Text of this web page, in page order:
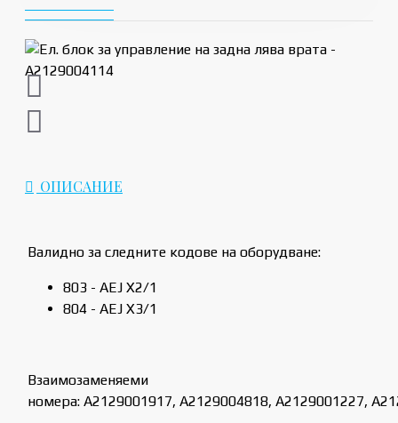
ОПИСАНИЕ
Валидно за следните кодове на оборудване:
803 - AEJ X2/1
804 - AEJ X3/1
Взаимозаменяеми
номера: A2129001917, A2129004818, A2129001227,